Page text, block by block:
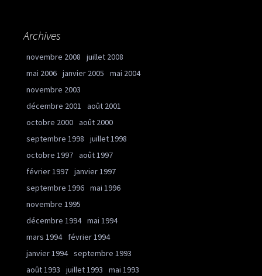
Archives
novembre 2008
juillet 2008
mai 2006 janvier 2005
mai 2004
novembre 2003
décembre 2001
août 2001
octobre 2000 août 2000
septembre 1998
juillet 1998
octobre 1997 août 1997
février 1997 janvier 1997
septembre 1996 mai 1996
novembre 1995
décembre 1994 mai 1994
mars 1994
février 1994
janvier 1994 septembre 1993
août 1993
juillet 1993
mai 1993